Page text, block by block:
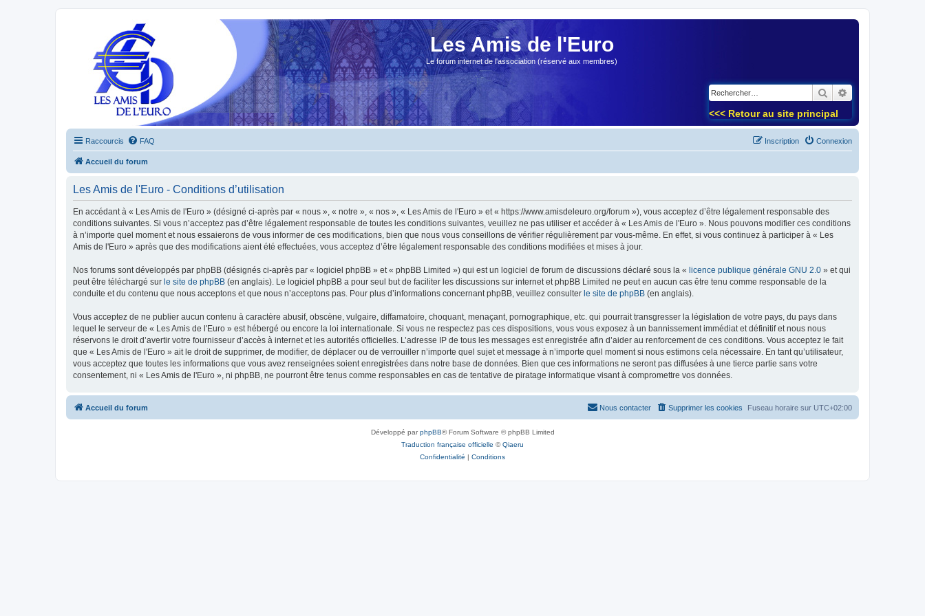
Les Amis de l'Euro
Le forum internet de l'association (réservé aux membres)
Rechercher
<<< Retour au site principal
Raccourcis FAQ Connexion
Inscription
Accueil du forum
Les Amis de l'Euro - Conditions d’utilisation
En accédant à « Les Amis de l'Euro » (désigné ci-après par « nous », « notre », « nos », « Les Amis de l'Euro » et « https://www.amisdeleuro.org/forum »), vous acceptez d’être légalement responsable des
conditions suivantes. Si vous n’acceptez pas d’être légalement responsable de toutes les conditions suivantes, veuillez ne pas utiliser et accéder à « Les Amis de l'Euro ». Nous pouvons modifier ces conditions
à n’importe quel moment et nous essaierons de vous informer de ces modifications, bien que nous vous conseillons de vérifier régulièrement par vous-même. En effet, si vous continuez à participer à « Les
Amis de l'Euro » après que des modifications aient été effectuées, vous acceptez d’être légalement responsable des conditions modifiées et mises à jour.
Nos forums sont développés par phpBB (désignés ci-après par « logiciel phpBB » et « phpBB Limited ») qui est un logiciel de forum de discussions déclaré sous la « licence publique générale GNU 2.0 » et qui
peut être téléchargé sur le site de phpBB (en anglais). Le logiciel phpBB a pour seul but de faciliter les discussions sur internet et phpBB Limited ne peut en aucun cas être tenu comme responsable de la
conduite et du contenu que nous acceptons et que nous n’acceptons pas. Pour plus d’informations concernant phpBB, veuillez consulter le site de phpBB (en anglais).
Vous acceptez de ne publier aucun contenu à caractère abusif, obscène, vulgaire, diffamatoire, choquant, menaçant, pornographique, etc. qui pourrait transgresser la législation de votre pays, du pays dans
lequel le serveur de « Les Amis de l'Euro » est hébergé ou encore la loi internationale. Si vous ne respectez pas ces dispositions, vous vous exposez à un bannissement immédiat et définitif et nous nous
réservons le droit d’avertir votre fournisseur d’accès à internet et les autorités officielles. L’adresse IP de tous les messages est enregistrée afin d’aider au renforcement de ces conditions. Vous acceptez le fait
que « Les Amis de l'Euro » ait le droit de supprimer, de modifier, de déplacer ou de verrouiller n’importe quel sujet et message à n’importe quel moment si nous estimons cela nécessaire. En tant qu’utilisateur,
vous acceptez que toutes les informations que vous avez renseignées soient enregistrées dans notre base de données. Bien que ces informations ne seront pas diffusées à une tierce partie sans votre
consentement, ni « Les Amis de l'Euro », ni phpBB, ne pourront être tenus comme responsables en cas de tentative de piratage informatique visant à compromettre vos données.
Accueil du forum Fuseau horaire sur UTC+02:00
Supprimer les cookies
Nous contacter
Développé parphpBB® Forum Software © phpBB Limited
Traduction française officielle ©Qiaeru
Confidentialité | Conditions